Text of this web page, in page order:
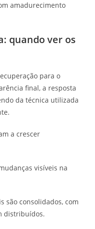
amadurecimento
quando ver os
para o
final, a resposta
da técnica utilizada
a crescer
visíveis na
são consolidados, com
distribuídos.